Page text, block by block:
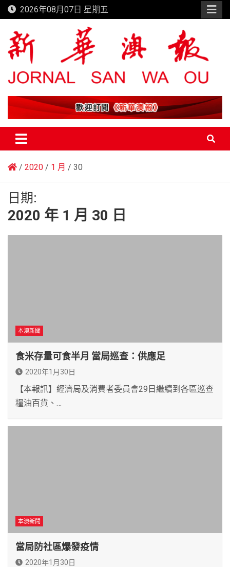
Skip
to
content
2026年08月07日 星期五
新華澳報
2020 1 月 30
日期:
2020 年 1 月 30 日
本澳新聞
食米存量可食半月 當局巡查：供應足
2020年1月30日
【本報訊】經濟局及消費者委員會29日繼續到各區巡查
糧油百貨、…
本澳新聞
當局防社區爆發疫情
2020年1月30日